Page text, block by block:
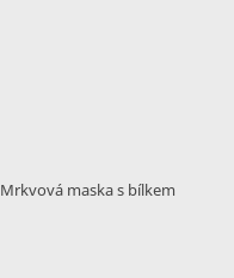
Mrkvová maska s bílkem